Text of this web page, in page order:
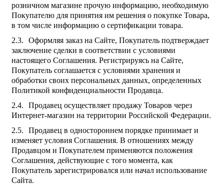
розничном магазине прочую информацию, необходимую
Покупателю для принятия им решения о покупке Товара,
в том числе информацию о сертификации товара.
Оформляя заказ на Сайте, Покупатель подтверждает
заключение сделки в соответствии с условиями
настоящего Соглашения. Регистрируясь на Сайте,
Покупатель соглашается с условиями хранения и
обработки своих персональных данных, определенных
Политикой конфиденциальности Продавца.
Продавец осуществляет продажу Товаров через
Интернет-магазин на территории Российской Федерации.
Продавец в одностороннем порядке принимает и
изменяет условия Соглашения. В отношениях между
Продавцом и Покупателем применяются положения
Соглашения, действующие с того момента, как
Покупатель зарегистрировался или начал использование
Сайта.